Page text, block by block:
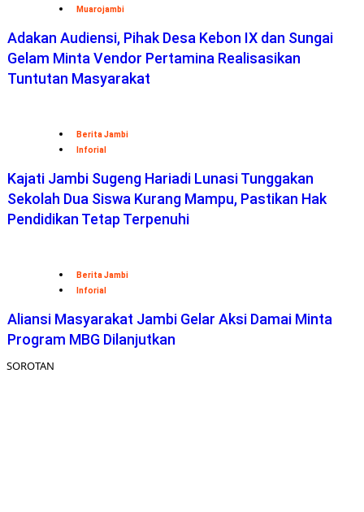
Muarojambi
Adakan Audiensi, Pihak Desa Kebon IX dan Sungai
Gelam Minta Vendor Pertamina Realisasikan
Tuntutan Masyarakat
Berita Jambi
Inforial
Kajati Jambi Sugeng Hariadi Lunasi Tunggakan
Sekolah Dua Siswa Kurang Mampu, Pastikan Hak
Pendidikan Tetap Terpenuhi
Berita Jambi
Inforial
Aliansi Masyarakat Jambi Gelar Aksi Damai Minta
Program MBG Dilanjutkan
SOROTAN